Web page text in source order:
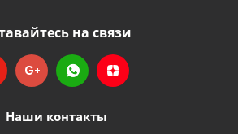
на связи
Наши контакты